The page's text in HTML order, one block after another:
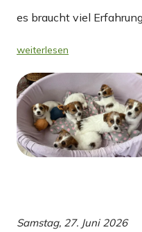
es braucht viel Erfahrung..
weiterlesen
Samstag, 27. Juni 2026